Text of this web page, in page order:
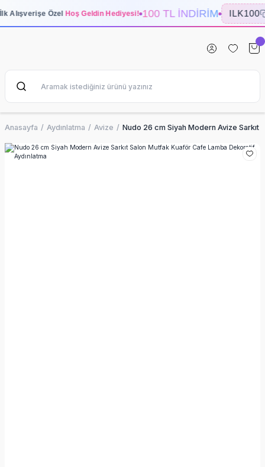
Alışverişe Özel Hoş Geldin Hediyesi! 100 TL İNDİRİM ILK100
Anasayfa Aydınlatma Avize Nudo 26 cm Siyah Modern Avize Sarkıt